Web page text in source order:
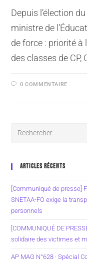
Depuis l’élection
ministre de
de force : priorité à
des classes de CP,
0 COMMENTAIRE
ARTICLES RÉCENTS
[Communiqué de presse]
SNETAA-FO exige la
personnels
[COMMUNIQUÉ DE
solidaire des victimes et
AP MAG N°628 · Spécial